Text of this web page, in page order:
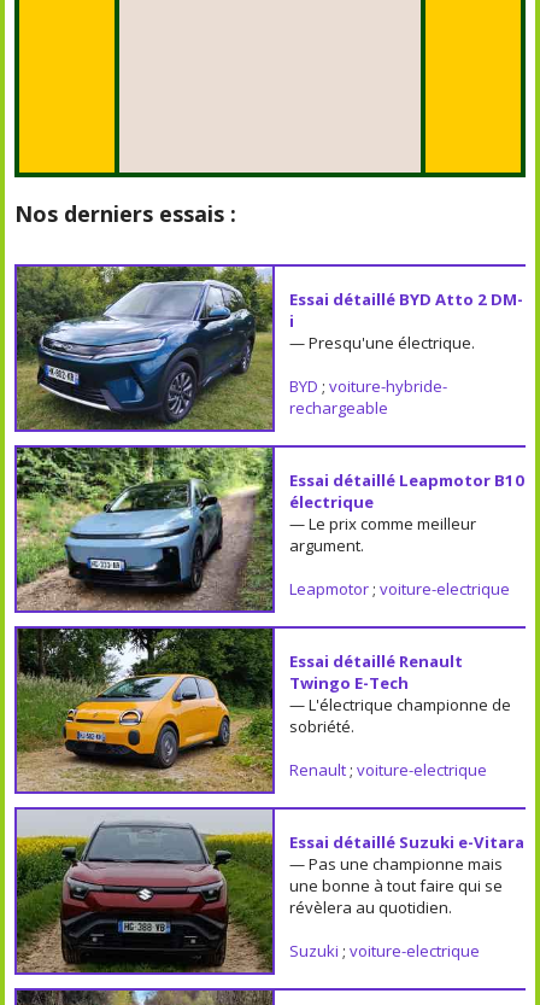
Nos derniers essais :
Essai détaillé BYD Atto 2 DM-
i
— Presqu'une électrique.
BYD ; voiture-hybride-
rechargeable
Essai détaillé Leapmotor B10
électrique
— Le prix comme meilleur
argument.
Leapmotor; voiture-electrique
Essai détaillé Renault
Twingo E-Tech
— L'électrique championne de
sobriété.
Renault; voiture-electrique
Essai détaillé Suzuki e-Vitara
— Pas une championne mais
une bonne à tout faire qui se
révèlera au quotidien.
Suzuki ; voiture-electrique